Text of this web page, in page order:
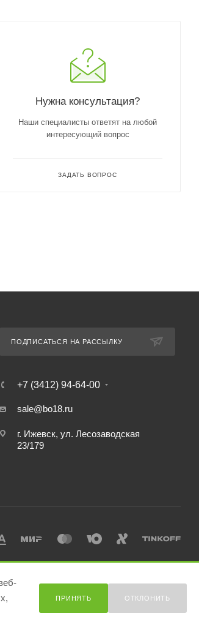
Нужна консультация?
Наши специалисты ответят на любой
интересующий вопрос
ЗАДАТЬ ВОПРОС
ПОДПИСАТЬСЯ НА РАССЫЛКУ
+7 (3412) 94-64-00
sale@bo18.ru
г. Ижевск, ул. Лесозаводская
23/179
ПРИНЯТЬ ОТКЛОНИТЬ